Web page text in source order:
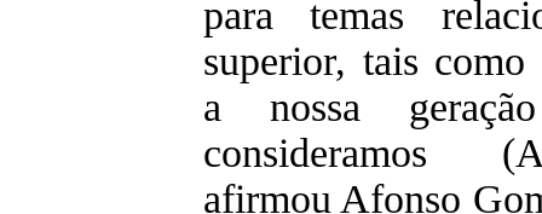
para temas
superior, tais
a nossa
consideramos
afirmou Afonso